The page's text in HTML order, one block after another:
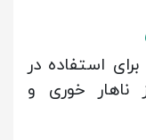
استفاده در
ناهار خوری و